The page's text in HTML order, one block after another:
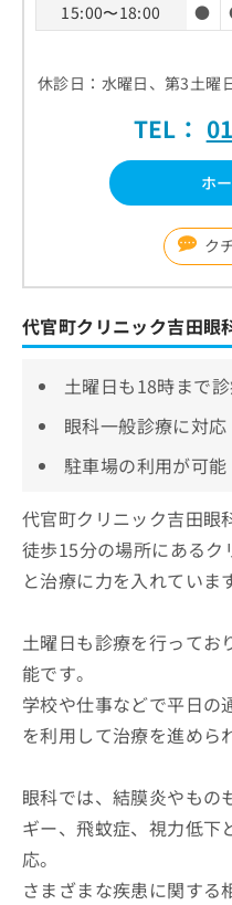
15:00〜18:00
●
休診日：水曜日、第3土曜
TEL：
ホ
ク
代官町クリニック吉田眼
土曜日も18時まで
眼科一般診療に対応
駐車場の利用が可能
代官町クリニック吉田眼
徒歩15分の場所にある
と治療に力を入れていま
土曜日も診療を行ってお
能です。
学校や仕事などで平日の
を利用して治療を進めら
眼科では、結膜炎やもの
ギー、飛蚊症、視力低下
応。
さまざまな疾患に関する